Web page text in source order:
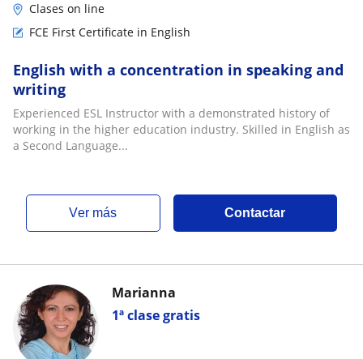
Clases on line
FCE First Certificate in English
English with a concentration in speaking and
writing
Experienced ESL Instructor with a demonstrated history of
working in the higher education industry. Skilled in English as
a Second Language...
ver más Contactar
1ª clase gratis
Marianna